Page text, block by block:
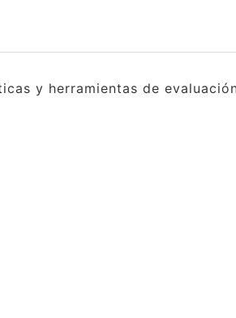
y herramientas de